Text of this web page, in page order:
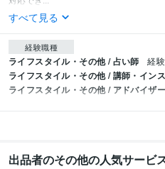
すべて見る
経験職種
ライフスタイル・その他 / 占い師 経
ライフスタイル・その他 / 講師・イン
ライフスタイル・その他 / アドバイザー
出品者のその他の人気サービ